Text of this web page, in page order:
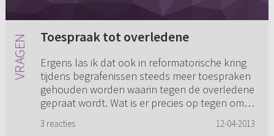
Toespraak tot overledene
Ergens las ik dat ook in reformatorische kring
tijdens begrafenissen steeds meer toespraken
gehouden worden waarin tegen de overledene
gepraat wordt. Wat is er precies op tegen om
3 reacties 12-04-2013